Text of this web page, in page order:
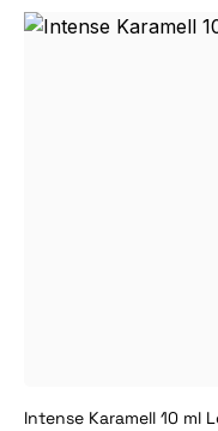
Intense Karamell 10 ml